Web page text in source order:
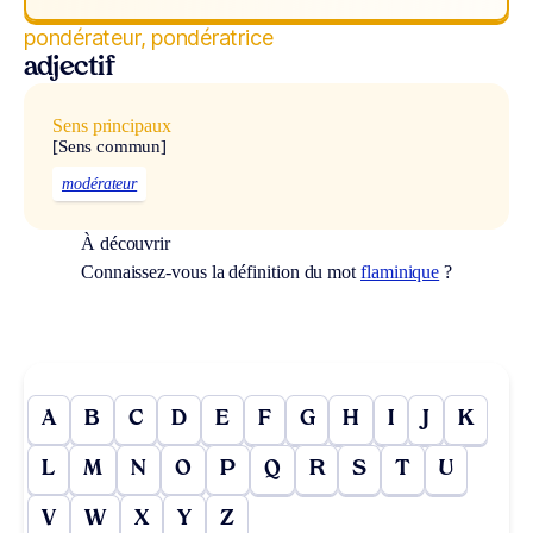
pondérateur, pondératrice
adjectif
Sens principaux
[Sens commun]
modérateur
À découvrir
Connaissez-vous la définition du mot flaminique ?
A B C D E F G H I J K
L M N O P Q R S T U
V W X Y Z